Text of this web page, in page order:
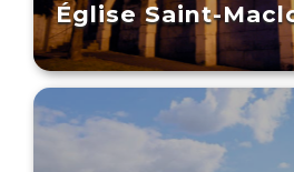
Église Saint-